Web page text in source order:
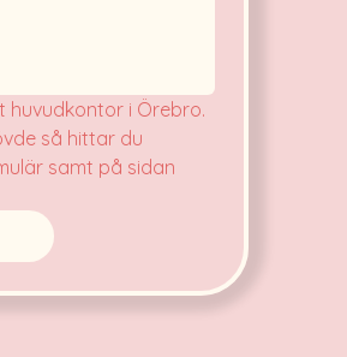
i Örebro.
så hittar du
samt på sidan